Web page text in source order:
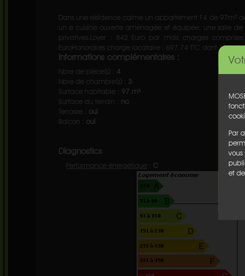
Par
vous
et
Dans une résidence calme un appartement F4 de 97m²
un e cuisine ouverte aménagée et équipée, une salle
privatives.Loyer : 842 Euro par mois charges
EuroHonoraires charge locataire : 697.74 TTC dont
Informations complémentaires :
Nbre de pièce(s) : 4
Nbre de chambre(s) : 3
Surface habitable : 97 m²
Surface du terrain : nc
Terrasse : oui
Balcon : oui
Diagnostics
Performance énergétique
C